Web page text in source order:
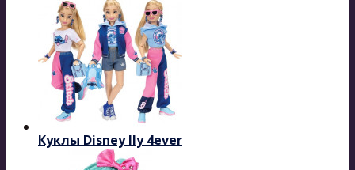
Куклы Disney Ily 4ever